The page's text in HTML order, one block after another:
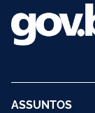
ASSUNTOS